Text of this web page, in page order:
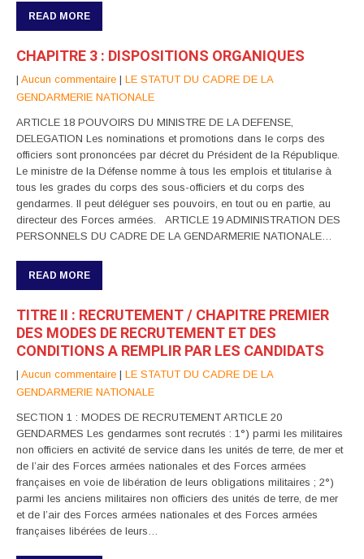
READ MORE
CHAPITRE 3 : DISPOSITIONS ORGANIQUES
| Aucun commentaire | LE STATUT DU CADRE DE LA
GENDARMERIE NATIONALE
ARTICLE 18 POUVOIRS DU MINISTRE DE LA DEFENSE,
DELEGATION Les nominations et promotions dans le corps des
officiers sont prononcées par décret du Président de la République.
Le ministre de la Défense nomme à tous les emplois et titularise à
tous les grades du corps des sous-officiers et du corps des
gendarmes. Il peut déléguer ses pouvoirs, en tout ou en partie, au
directeur des Forces armées. ARTICLE 19 ADMINISTRATION DES
PERSONNELS DU CADRE DE LA GENDARMERIE NATIONALE…
READ MORE
TITRE II : RECRUTEMENT / CHAPITRE PREMIER
DES MODES DE RECRUTEMENT ET DES
CONDITIONS A REMPLIR PAR LES CANDIDATS
| Aucun commentaire | LE STATUT DU CADRE DE LA
GENDARMERIE NATIONALE
SECTION 1 : MODES DE RECRUTEMENT ARTICLE 20
GENDARMES Les gendarmes sont recrutés : 1°) parmi les militaires
non officiers en activité de service dans les unités de terre, de mer et
de l’air des Forces armées nationales et des Forces armées
françaises en voie de libération de leurs obligations militaires ; 2°)
parmi les anciens militaires non officiers des unités de terre, de mer
et de l’air des Forces armées nationales et des Forces armées
françaises libérées de leurs…